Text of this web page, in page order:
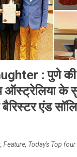
: पुणे
ऑस्ट्रेलिया के
बैरिस्टर एंड
, Feature, Today's Top